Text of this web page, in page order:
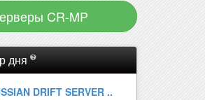
CR-MP
дня
DRIFT SERVER ..